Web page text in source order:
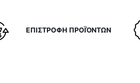
ΕΠΙΣΤΡΟΦΗ ΠΡΟΪΌΝΤΩΝ